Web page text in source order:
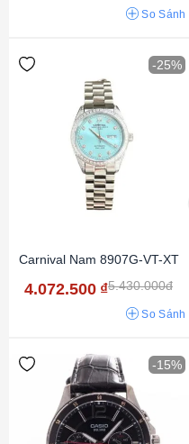
So Sánh
-25%
Carnival Nam 8907G-VT-XT
4.072.500 ₫5.430.000đ
So Sánh
-15%